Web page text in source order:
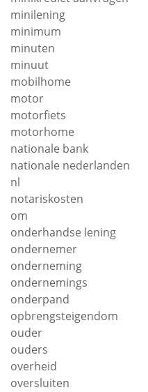
minilening
minimum
minuten
minuut
mobilhome
motor
motorfiets
motorhome
nationale bank
nationale nederlanden
nl
notariskosten
om
onderhandse lening
ondernemer
onderneming
ondernemings
onderpand
opbrengsteigendom
ouder
ouders
overheid
oversluiten